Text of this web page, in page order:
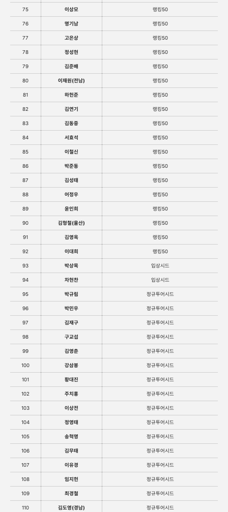
75 이상모 랭킹50
76 명기남 랭킹50
77 고은상 랭킹50
78 정성현 랭킹50
79 김준배 랭킹50
80 이재원(전남) 랭킹50
81 하헌준 랭킹50
82 김연기 랭킹50
83 김동중 랭킹50
84 서효석 랭킹50
85 이철신 랭킹50
86 박준동 랭킹50
87 김성태 랭킹50
88 어정우 랭킹50
89 윤인희 랭킹50
90 김형철(울산) 랭킹50
91 김영옥 랭킹50
92 이대희 랭킹50
93 박상목 입상시드
94 차현찬 입상시드
95 박규림 정규투어시드
96 박민우 정규투어시드
97 김재구 정규투어시드
98 구교섭 정규투어시드
99 김영춘 정규투어시드
100 강삼봉 정규투어시드
101 황대진 정규투어시드
102 주치홍 정규투어시드
103 이상전 정규투어시드
104 정영태 정규투어시드
105 송혁명 정규투어시드
106 김무태 정규투어시드
107 이유경 정규투어시드
108 임지헌 정규투어시드
109 최경철 정규투어시드
110 김도영(경남) 정규투어시드